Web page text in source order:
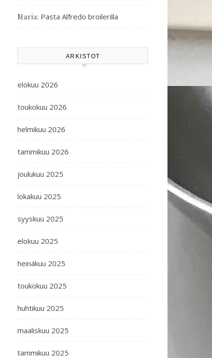
Maria: Pasta Alfredo broilerilla
ARKISTOT
elokuu 2026
toukokuu 2026
helmikuu 2026
tammikuu 2026
joulukuu 2025
lokakuu 2025
syyskuu 2025
elokuu 2025
heinäkuu 2025
toukokuu 2025
huhtikuu 2025
maaliskuu 2025
tammikuu 2025